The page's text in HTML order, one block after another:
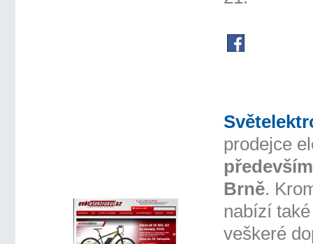
prodejce
Brně.
nabízí také
veškeré